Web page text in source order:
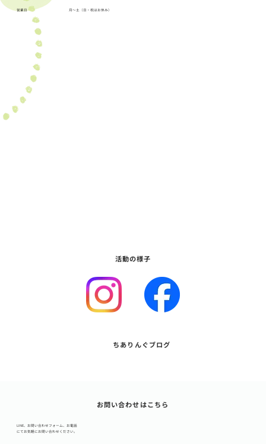
営業日 月～土（日・祝はお休み）
活動の様子
ちありんぐブログ
お問い合わせはこちら
LINE、お問い合わせフォーム、お電話
にてお気軽にお問い合わせください。